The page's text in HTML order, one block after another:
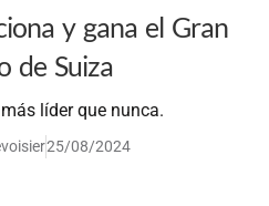
y gana el Gran
de Suiza
líder que nunca.
25/08/2024